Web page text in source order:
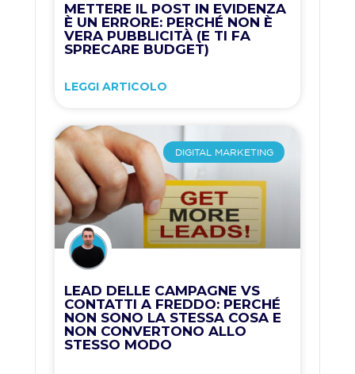
METTERE IL POST IN EVIDENZA
È UN ERRORE: PERCHÉ NON È
VERA PUBBLICITÀ (E TI FA
SPRECARE BUDGET)
LEGGI ARTICOLO
DIGITAL MARKETING
LEAD DELLE CAMPAGNE VS
CONTATTI A FREDDO: PERCHÉ
NON SONO LA STESSA COSA E
NON CONVERTONO ALLO
STESSO MODO